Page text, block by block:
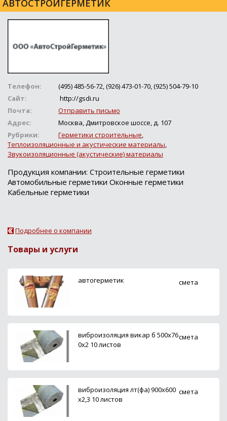
АВТОСТРОЙГЕРМЕТИК
Телефон:
(495) 485-56-72, (926) 473-01-70, (925) 504-79-10
Сайт:
http://gsdi.ru
Почта:
Отправить письмо
Адрес:
Москва, Дмитровское шоссе, д. 107
Рубрики:
Герметики строительные,
Теплоизоляционные и акустические материалы,
Звукоизоляционные (акустические) материалы
Продукция компании: Строительные герметики
Автомобильные герметики Оконные герметики
Кабельные герметики
Подробнее о компании
Товары и услуги
автогерметик смета
виброизоляция викар б 500х76
0х2 10 листов
смета
виброизоляция лт(фа) 900х600
х2,3 10 листов
смета